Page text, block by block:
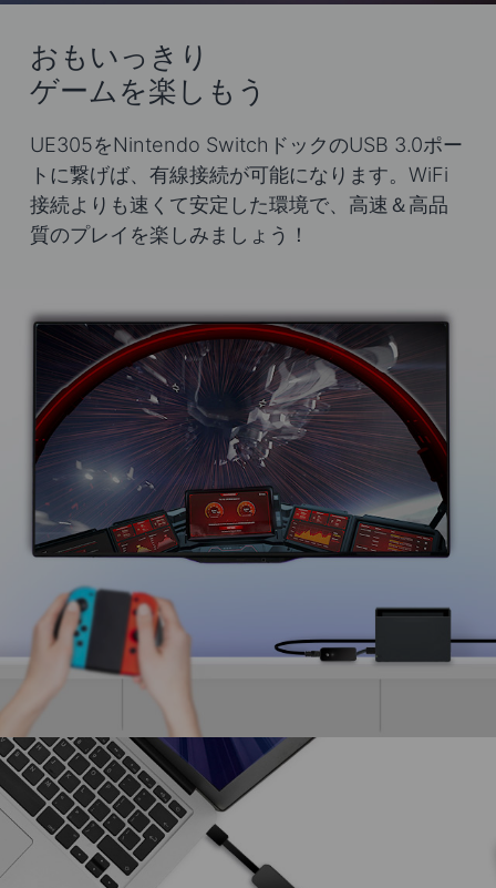
おもいっきり
ゲームを楽しもう
UE305をNintendo SwitchドックのUSB 3.0ポー
トに繋げば、有線接続が可能になります。WiFi
接続よりも速くて安定した環境で、高速＆高品
質のプレイを楽しみましょう！